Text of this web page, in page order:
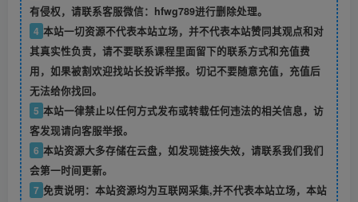
有侵权，请联系客服微信：hfwg789进行删除处理。
4 本站一切资源不代表本站立场，并不代表本站赞同其观点和对
其真实性负责，请不要联系课程里面留下的联系方式和充值费
用，如果被割欢迎找站长投诉举报。切记不要随意充值，充值后
无法给你找回。
5 本站一律禁止以任何方式发布或转载任何违法的相关信息，访
客发现请向客服举报。
6 本站资源大多存储在云盘，如发现链接失效，请联系我们我们
会第一时间更新。
7 免责说明：本站资源均为互联网采集,并不代表本站立场，本站